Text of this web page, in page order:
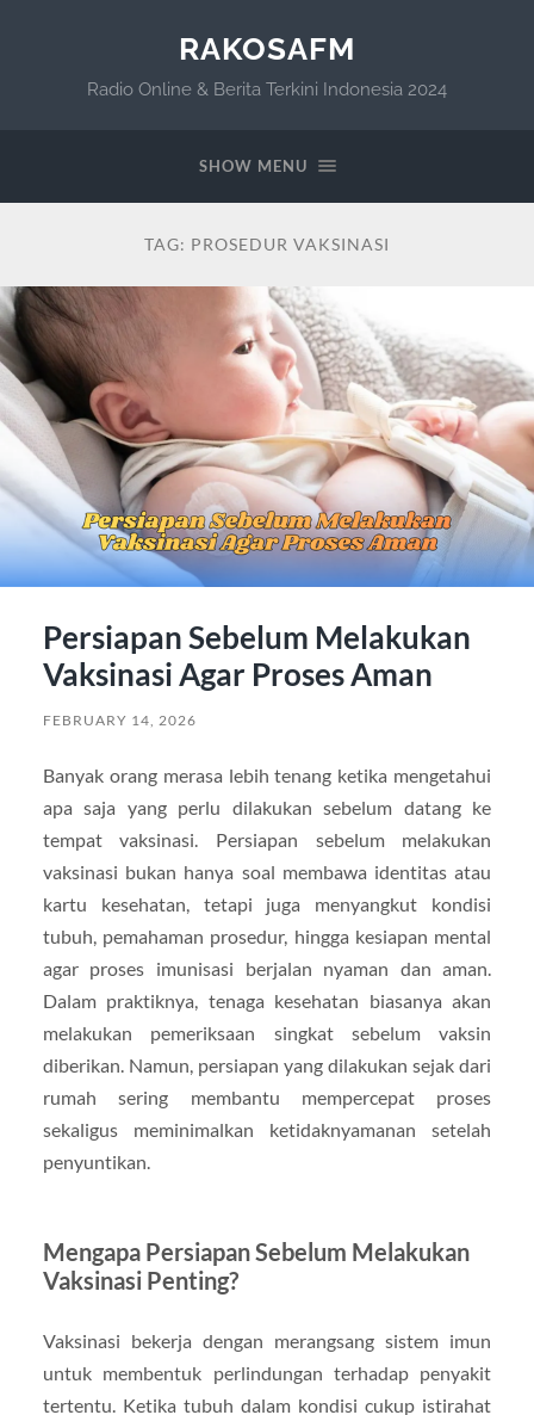
RAKOSAFM
Radio Online & Berita Terkini Indonesia 2024
SHOW MENU
TAG: PROSEDUR VAKSINASI
Persiapan Sebelum Melakukan
Vaksinasi Agar Proses Aman
FEBRUARY 14, 2026
Banyak orang merasa lebih tenang ketika mengetahui
apa saja yang perlu dilakukan sebelum datang ke
tempat vaksinasi. Persiapan sebelum melakukan
vaksinasi bukan hanya soal membawa identitas atau
kartu kesehatan, tetapi juga menyangkut kondisi
tubuh, pemahaman prosedur, hingga kesiapan mental
agar proses imunisasi berjalan nyaman dan aman.
Dalam praktiknya, tenaga kesehatan biasanya akan
melakukan pemeriksaan singkat sebelum vaksin
diberikan. Namun, persiapan yang dilakukan sejak dari
rumah sering membantu mempercepat proses
sekaligus meminimalkan ketidaknyamanan setelah
penyuntikan.
Mengapa Persiapan Sebelum Melakukan
Vaksinasi Penting?
Vaksinasi bekerja dengan merangsang sistem imun
untuk membentuk perlindungan terhadap penyakit
tertentu. Ketika tubuh dalam kondisi cukup istirahat